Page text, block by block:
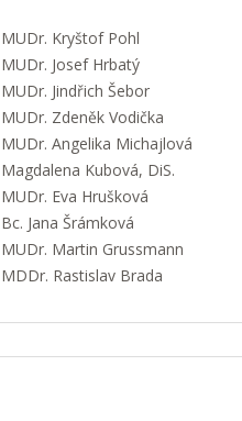
MUDr. Kryštof Pohl
MUDr. Josef Hrbatý
MUDr. Jindřich Šebor
MUDr. Zdeněk Vodička
MUDr. Angelika Michajlová
Magdalena Kubová, DiS.
MUDr. Eva Hrušková
Bc. Jana Šrámková
MUDr. Martin Grussmann
MDDr. Rastislav Brada